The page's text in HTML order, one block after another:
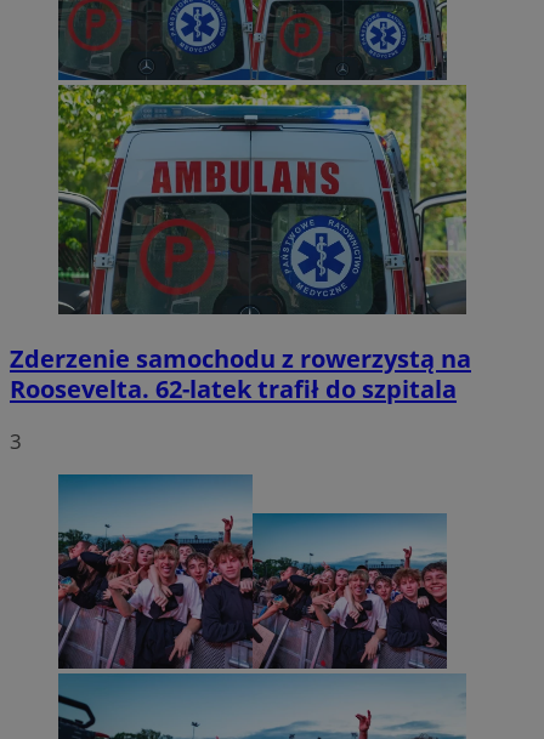
Zderzenie samochodu z rowerzystą na
Roosevelta. 62-latek trafił do szpitala
3